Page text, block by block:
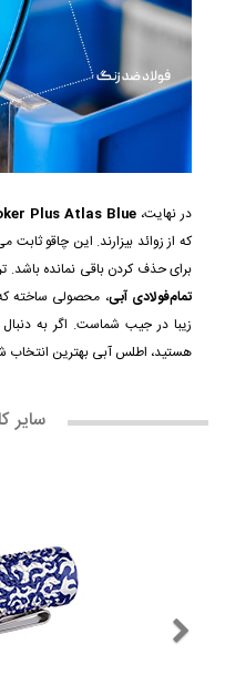
در نهایت،Plus Atlas Blue
که از زوائد بیزارند. این چاقو
برای حذف کردن باقی نمانده باشد.
تمام‌فولادی آبی، محصولی ساخته که
زیبا در جیب شماست. اگر به
هستید، اطلس آبی بهترین
سایر